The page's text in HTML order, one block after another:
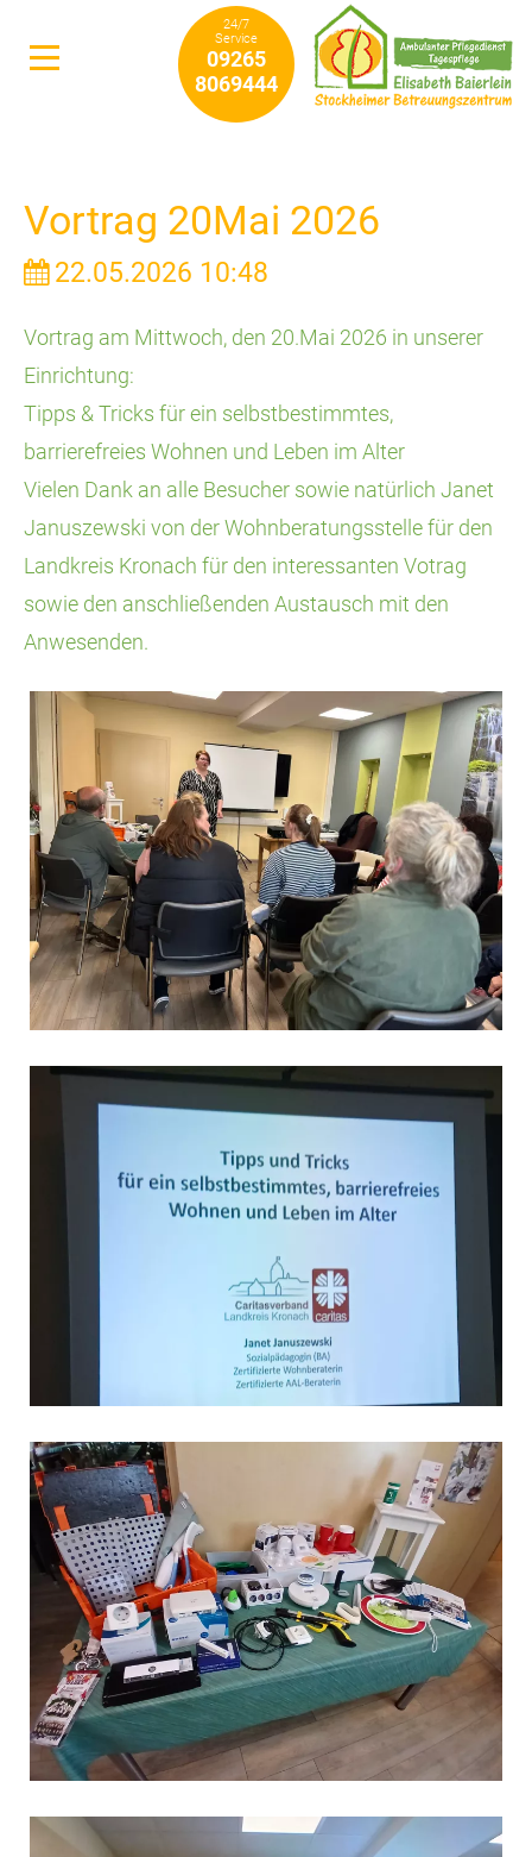
24/7
Service
09265
8069444
Vortrag 20Mai 2026
22.05.2026 10:48
Vortrag am Mittwoch, den 20.Mai 2026 in unserer
Einrichtung:
Tipps & Tricks für ein selbstbestimmtes,
barrierefreies Wohnen und Leben im Alter
Vielen Dank an alle Besucher sowie natürlich Janet
Januszewski von der Wohnberatungsstelle für den
Landkreis Kronach für den interessanten Votrag
sowie den anschließenden Austausch mit den
Anwesenden.